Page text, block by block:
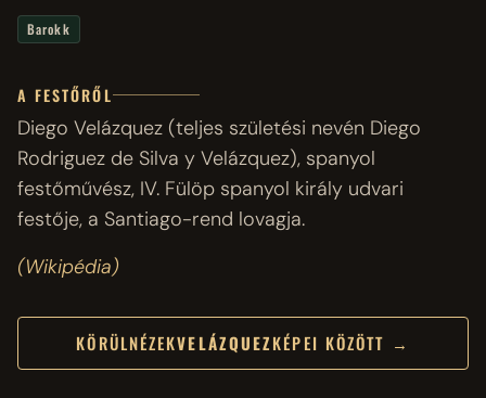
Barokk
A FESTŐRŐL
Diego Velázquez (teljes születési nevén Diego
Rodriguez de Silva y Velázquez), spanyol
festőművész, IV. Fülöp spanyol király udvari
festője, a Santiago-rend lovagja.
(Wikipédia)
KÖRÜLNÉZEKVELÁZQUEZKÉPEI KÖZÖTT →